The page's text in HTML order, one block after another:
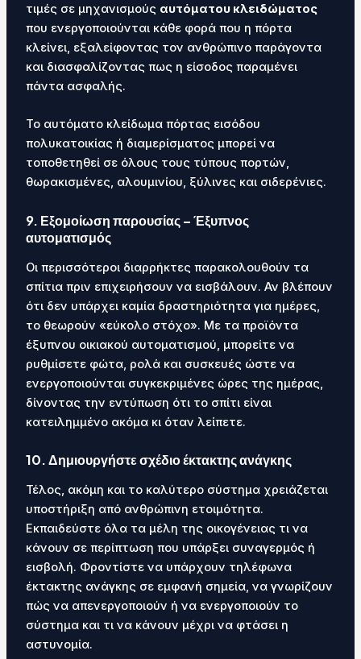
τιμές σε μηχανισμούς αυτόματου κλειδώματος
που ενεργοποιούνται κάθε φορά που η πόρτα
κλείνει, εξαλείφοντας τον ανθρώπινο παράγοντα
και διασφαλίζοντας πως η είσοδος παραμένει
πάντα ασφαλής.
Το αυτόματο κλείδωμα πόρτας εισόδου
πολυκατοικίας ή διαμερίσματος μπορεί να
τοποθετηθεί σε όλους τους τύπους πορτών,
θωρακισμένες, αλουμινίου, ξύλινες και σιδερένιες.
9. Εξομοίωση παρουσίας – Έξυπνος
αυτοματισμός
Οι περισσότεροι διαρρήκτες παρακολουθούν τα
σπίτια πριν επιχειρήσουν να εισβάλουν. Αν βλέπουν
ότι δεν υπάρχει καμία δραστηριότητα για ημέρες,
το θεωρούν «εύκολο στόχο». Με τα προϊόντα
έξυπνου οικιακού αυτοματισμού, μπορείτε να
ρυθμίσετε φώτα, ρολά και συσκευές ώστε να
ενεργοποιούνται συγκεκριμένες ώρες της ημέρας,
δίνοντας την εντύπωση ότι το σπίτι είναι
κατειλημμένο ακόμα κι όταν λείπετε.
10. Δημιουργήστε σχέδιο έκτακτης ανάγκης
Τέλος, ακόμη και το καλύτερο σύστημα χρειάζεται
υποστήριξη από ανθρώπινη ετοιμότητα.
Εκπαιδεύστε όλα τα μέλη της οικογένειας τι να
κάνουν σε περίπτωση που υπάρξει συναγερμός ή
εισβολή. Φροντίστε να υπάρχουν τηλέφωνα
έκτακτης ανάγκης σε εμφανή σημεία, να γνωρίζουν
πώς να απενεργοποιούν ή να ενεργοποιούν το
σύστημα και τι να κάνουν μέχρι να φτάσει η
αστυνομία.